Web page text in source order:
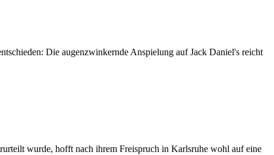
Die augenzwinkernde Anspielung auf Jack Daniel's reicht
wurde, hofft nach ihrem Freispruch in Karlsruhe wohl auf eine